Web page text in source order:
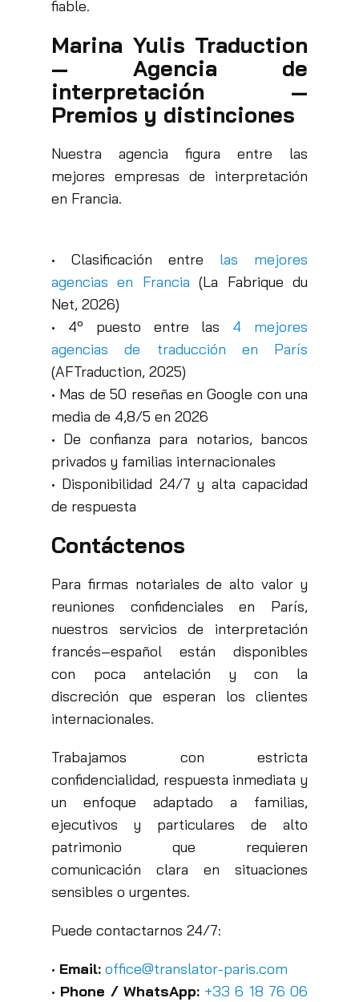
fiable.
Marina Yulis Traduction
— Agencia de
interpretación —
Premios y distinciones
Nuestra agencia figura entre las
mejores empresas de interpretación
en Francia.
• Clasificación entre las mejores
agencias en Francia (La Fabrique du
Net, 2026)
• 4º puesto entre las 4 mejores
agencias de traducción en París
(AFTraduction, 2025)
• Mas de 50 reseñas en Google con una
media de 4,8/5 en 2026
• De confianza para notarios, bancos
privados y familias internacionales
• Disponibilidad 24/7 y alta capacidad
de respuesta
Contáctenos
Para firmas notariales de alto valor y
reuniones confidenciales en París,
nuestros servicios de interpretación
francés–español están disponibles
con poca antelación y con la
discreción que esperan los clientes
internacionales.
Trabajamos con estricta
confidencialidad, respuesta inmediata y
un enfoque adaptado a familias,
ejecutivos y particulares de alto
patrimonio que requieren
comunicación clara en situaciones
sensibles o urgentes.
Puede contactarnos 24/7:
• Email: office@translator-paris.com
• Phone / WhatsApp: +33 6 18 76 06